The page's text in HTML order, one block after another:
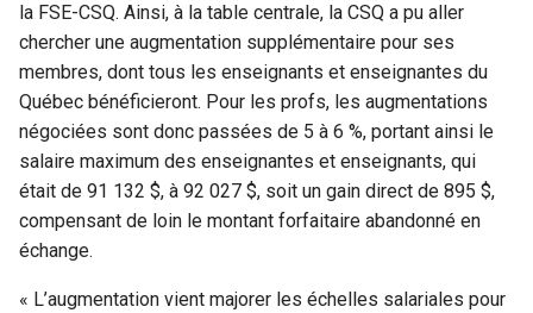
la FSE-CSQ. Ainsi, à la table centrale, la CSQ a pu aller
chercher une augmentation supplémentaire pour ses
membres, dont tous les enseignants et enseignantes du
Québec bénéficieront. Pour les profs, les augmentations
négociées sont donc passées de 5 à 6 %, portant ainsi le
salaire maximum des enseignantes et enseignants, qui
était de 91 132 $, à 92 027 $, soit un gain direct de 895 $,
compensant de loin le montant forfaitaire abandonné en
échange.
« L’augmentation vient majorer les échelles salariales pour